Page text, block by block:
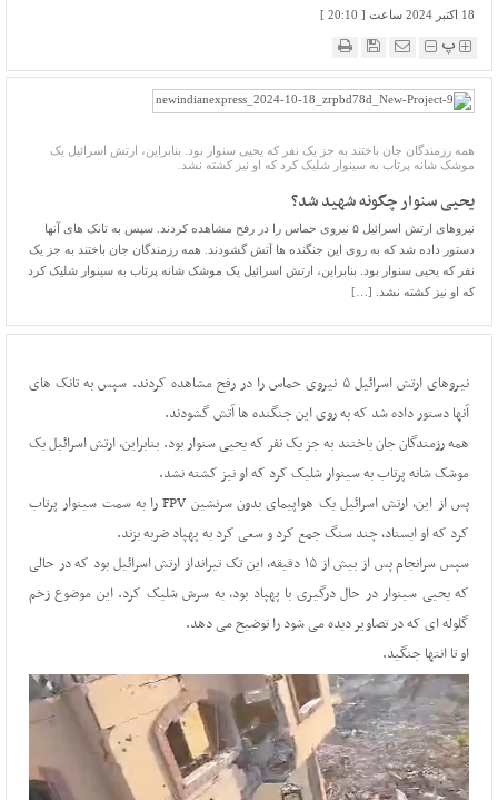
18 اکتبر 2024 ساعت [ 20:10 ]
پ
همه رزمندگان جان باختند به جز یک نفر که یحیی سنوار بود. بنابراین، ارتش اسرائیل یک
موشک شانه پرتاب به سینوار شلیک کرد که او نیز کشته نشد.
یحیی سنوار چگونه شهید شد؟
نیروهای ارتش اسرائیل ۵ نیروی حماس را در رفح مشاهده کردند. سپس به تانک های آنها
دستور داده شد که به روی این جنگنده ها آتش گشودند. همه رزمندگان جان باختند به جز یک
نفر که یحیی سنوار بود. بنابراین، ارتش اسرائیل یک موشک شانه پرتاب به سینوار شلیک کرد
که او نیز کشته نشد. […]
نیروهای ارتش اسرائیل ۵ نیروی حماس را در رفح مشاهده کردند. سپس به تانک های
آنها دستور داده شد که به روی این جنگنده ها آتش گشودند.
همه رزمندگان جان باختند به جز یک نفر که یحیی سنوار بود. بنابراین، ارتش اسرائیل یک
موشک شانه پرتاب به سینوار شلیک کرد که او نیز کشته نشد.
پس از این، ارتش اسرائیل یک هواپیمای بدون سرنشین FPV را به سمت سینوار پرتاب
کرد که او ایستاد، چند سنگ جمع کرد و سعی کرد به پهپاد ضربه بزند.
سپس سرانجام پس از بیش از ۱۵ دقیقه، این تک تیرانداز ارتش اسرائیل بود که در حالی
که یحیی سینوار در حال درگیری با پهپاد بود، به سرش شلیک کرد. این موضوع زخم
گلوله ای که در تصاویر دیده می شود را توضیح می دهد.
او تا انتها جنگید.
نمایشگر
ویدیو